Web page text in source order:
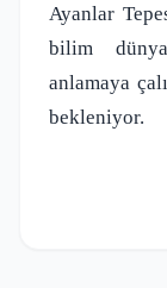
Ayanlar
bilim
anlamaya
bekleniyor.